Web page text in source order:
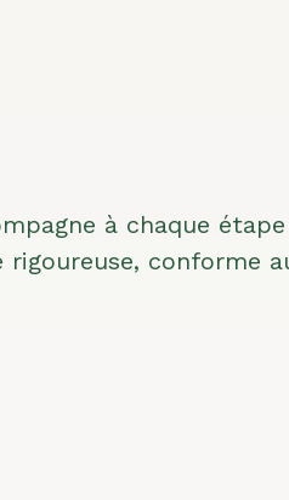
à chaque
conforme